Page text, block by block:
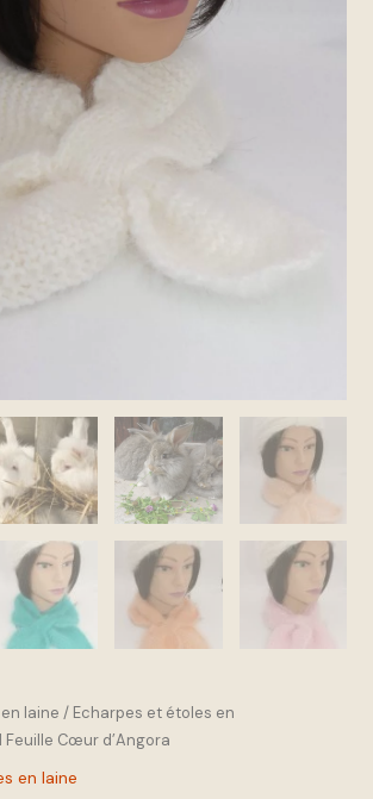
laine / Echarpes et étoles en
Cœur d’Angora
en laine